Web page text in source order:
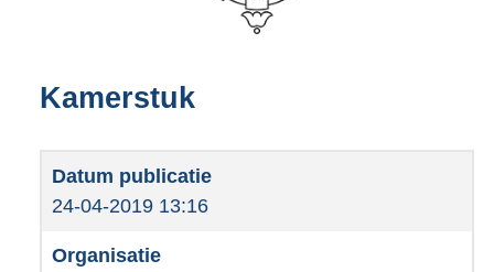
Kamerstuk
24-04-2019 13:16